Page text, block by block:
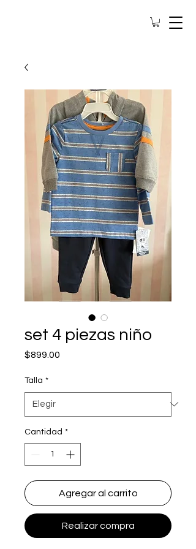
set 4 piezas niño
$899.00
Talla *
Cantidad *
Agregar al carrito
Realizar compra